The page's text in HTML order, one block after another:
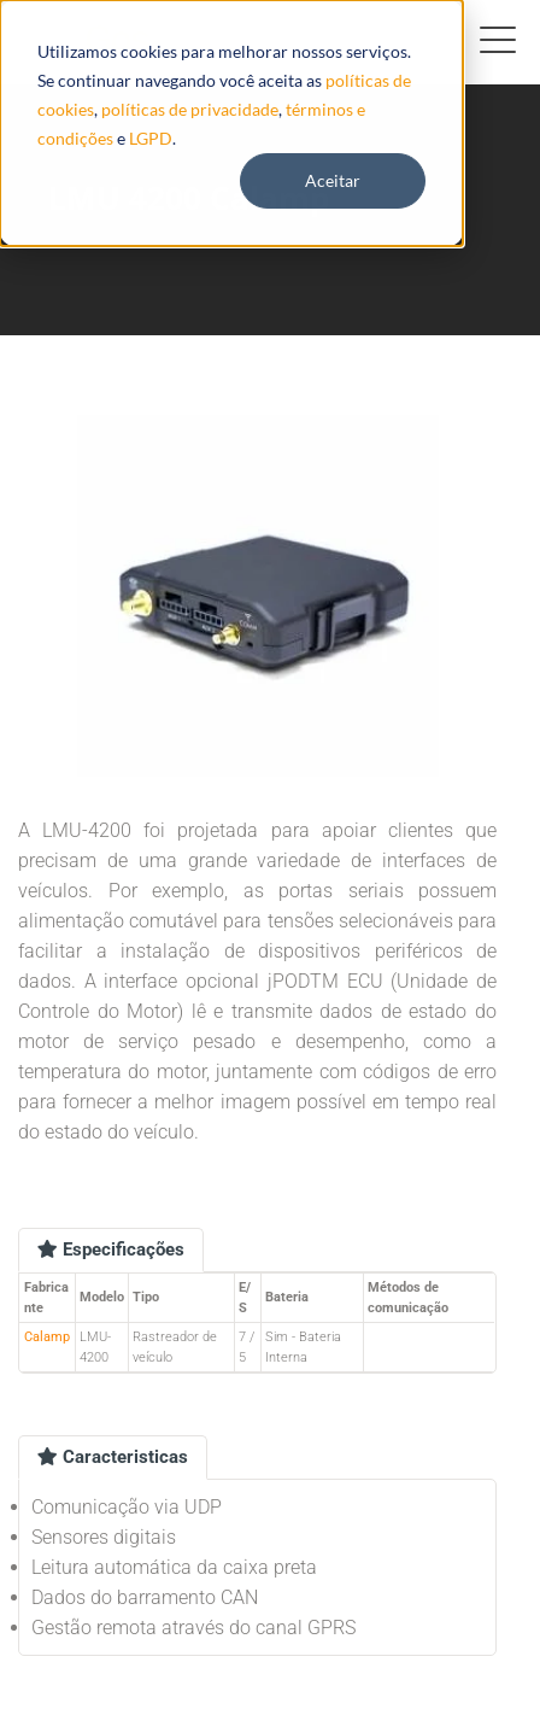
Utilizamos cookies para melhorar nossos serviços.
Se continuar navegando você aceita as políticas de
cookies, políticas de privacidade,términos e
condiçõese LGPD.
Aceitar
LMU 4200 Calamp
A LMU-4200 foi projetada para apoiar clientes que
precisam de uma grande variedade de interfaces de
veículos. Por exemplo, as portas seriais possuem
alimentação comutável para tensões selecionáveis para
facilitar a instalação de dispositivos periféricos de
dados. A interface opcional jPODTM ECU (Unidade de
Controle do Motor) lê e transmite dados de estado do
motor de serviço pesado e desempenho, como a
temperatura do motor, juntamente com códigos de erro
para fornecer a melhor imagem possível em tempo real
do estado do veículo.
Especificações
Fabrica
nte
Modelo Tipo
E/
S
Bateria
Métodos de
comunicação
Calamp
LMU-
4200
Rastreador de
veículo
7 /
5
Sim - Bateria
Interna
Caracteristicas
Comunicação via UDP
Sensores digitais
Leitura automática da caixa preta
Dados do barramento CAN
Gestão remota através do canal GPRS